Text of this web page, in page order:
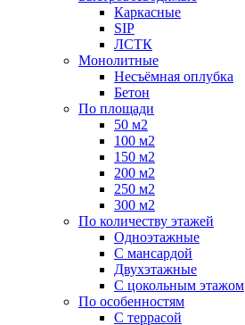
Каркасные
SIP
ЛСТК
Монолитные
Несъёмная оплубка
Бетон
По площади
50 м2
100 м2
150 м2
200 м2
250 м2
300 м2
По количеству этажей
Одноэтажные
С мансардой
Двухэтажные
С цокольным этажом
По особенностям
С террасой